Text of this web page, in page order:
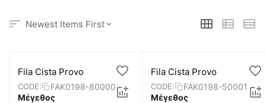
Newest Items First
Fila Cista Provo
CODE:
FAK0198-80000
Μέγεθος
Fila Cista Provo
CODE:
FAK0198-50001
Μέγεθος